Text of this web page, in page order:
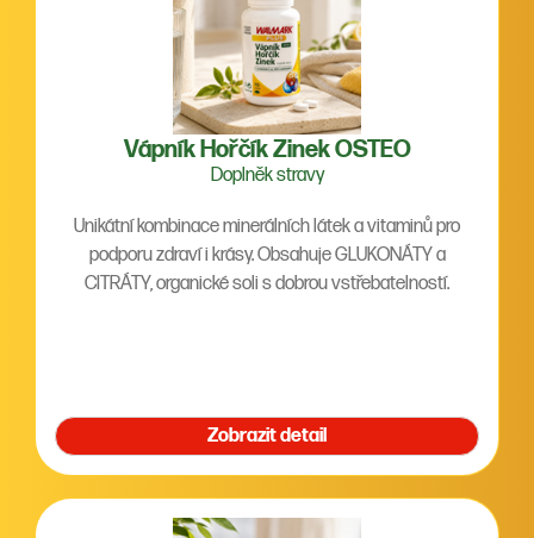
Vápník Hořčík Zinek OSTEO
Doplněk stravy
Unikátní kombinace minerálních látek a vitaminů pro
podporu zdraví i krásy. Obsahuje GLUKONÁTY a
CITRÁTY, organické soli s dobrou vstřebatelností.
Zobrazit detail